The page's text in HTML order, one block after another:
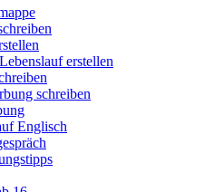
erstellen
schreiben
Englisch